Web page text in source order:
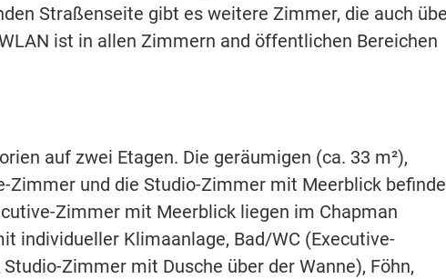
Straßenseite gibt es weitere Zimmer, die auch
ist in allen Zimmern and öffentlichen Bereichen
auf zwei Etagen. Die geräumigen (ca. 33 m²),
Zimmer und die Studio-Zimmer mit Meerblick
Zimmer mit Meerblick liegen im Chapman
individueller Klimaanlage, Bad/WC (Executive-
Zimmer mit Dusche über der Wanne), Föhn,